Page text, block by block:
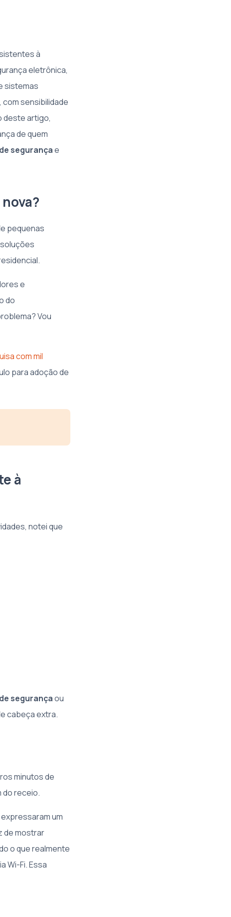
à
eletrônica,
sistemas
sensibilidade
deste artigo,
de quem
segurançae
pequenas
e
do
Vou
com mil
para adoção de
à
notei que
segurançaou
cabeça extra.
minutos de
do receio.
um
de mostrar
o que realmente
Wi-Fi. Essa